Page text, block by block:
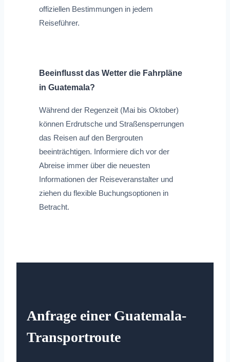
offiziellen Bestimmungen in jedem
Reiseführer.
Beeinflusst das Wetter die Fahrpläne
in Guatemala?
Während der Regenzeit (Mai bis Oktober)
können Erdrutsche und Straßensperrungen
das Reisen auf den Bergrouten
beeinträchtigen. Informiere dich vor der
Abreise immer über die neuesten
Informationen der Reiseveranstalter und
ziehen du flexible Buchungsoptionen in
Betracht.
Anfrage einer Guatemala-
Transportroute